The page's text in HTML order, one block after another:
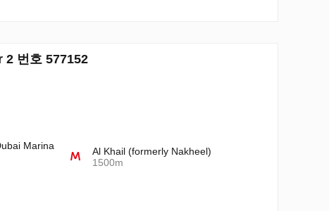
번호 577152
Marina
Al Khail (formerly Nakheel)
1500m